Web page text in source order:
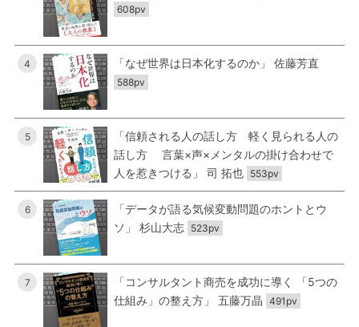
608pv
4 「なぜ世界は日本化するのか」 佐藤芳直
588pv
5
「信頼される人の話し方 軽く見られる人の
話し方 言葉×声×メンタルの掛け合わせで
人を惹きつける」 司 拓也 553pv
6
「データが語る気候変動問題のホントとウ
ソ」 杉山大志 523pv
7
「コンサルタント商売を成功に導く 「5つの
仕組み」の整え方」 五藤万晶 491pv